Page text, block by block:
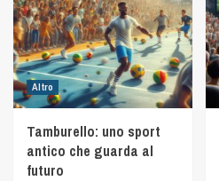
Altro
Tamburello: uno sport
antico che guarda al
futuro